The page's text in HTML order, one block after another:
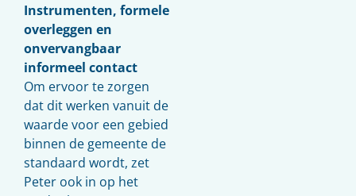
Instrumenten, formele
overleggen en
onvervangbaar
informeel contact
Om ervoor te zorgen
dat dit werken vanuit de
waarde voor een gebied
binnen de gemeente de
standaard wordt, zet
Peter ook in op het